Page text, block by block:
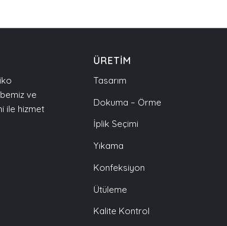
ve
ile hizmet
ÜRETİM
Tasarım
Dokuma – Örme
İplik Seçimi
Yıkama
Konfeksiyon
Ütüleme
Kalite Kontrol